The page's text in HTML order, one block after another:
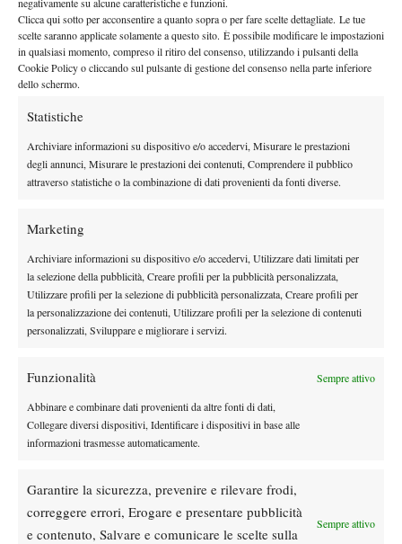
Clicca qui sotto per acconsentire a quanto sopra o per fare scelte dettagliate. Le tue
scelte saranno applicate solamente a questo sito. È possibile modificare le impostazioni
in qualsiasi momento, compreso il ritiro del consenso, utilizzando i pulsanti della
Cookie Policy o cliccando sul pulsante di gestione del consenso nella parte inferiore
dello schermo.
Statistiche
Archiviare informazioni su dispositivo e/o accedervi, Misurare le prestazioni
degli annunci, Misurare le prestazioni dei contenuti, Comprendere il pubblico
attraverso statistiche o la combinazione di dati provenienti da fonti diverse.
Marketing
Archiviare informazioni su dispositivo e/o accedervi, Utilizzare dati limitati per
la selezione della pubblicità, Creare profili per la pubblicità personalizzata,
Utilizzare profili per la selezione di pubblicità personalizzata, Creare profili per
la personalizzazione dei contenuti, Utilizzare profili per la selezione di contenuti
personalizzati, Sviluppare e migliorare i servizi.
Funzionalità Sempre attivo
Abbinare e combinare dati provenienti da altre fonti di dati,
Collegare diversi dispositivi, Identificare i dispositivi in base alle
informazioni trasmesse automaticamente.
Garantire la sicurezza, prevenire e rilevare frodi,
correggere errori, Erogare e presentare pubblicità
e contenuto, Salvare e comunicare le scelte sulla
Sempre attivo
nel Wta di Memphis.
Fognini, allenamenti su allenamenti..= In un Foro Italico quasi
deserto,ore 19.30, sul campo numero 5 ad allenarsi c’era Fabio
Fognini; il ragazzo ha grande voglia di allenarsi, di lavorare, di
rientrare al top dal punto di vista fisico. Encomiabile.
Nessun commento
Devi essereconnessoper inviare un commento.
DI TENDENZA
Bolelli/Vavassori fuori al primo turno
Quinn, Sonego entra nel tabellone